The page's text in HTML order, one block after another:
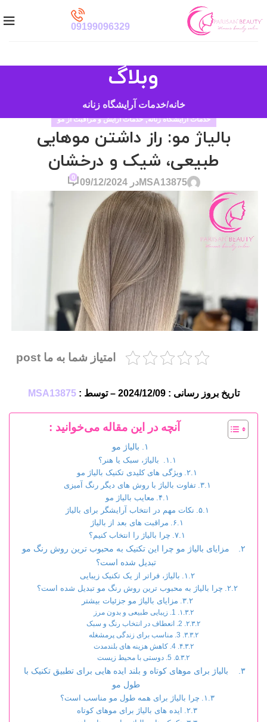
09199096329
وبلاگ
خانه خدمات آرایشگاه زنانه
خدمات آرایشگاه زنانه,خدمات آرایش و مراقبت از مو
بالیاژ مو: راز داشتن موهایی
طبیعی، شیک و درخشان
MSA13875در 09/12/2024
0
امتیاز شما به ما post
تاریخ بروز رسانی : 2024/12/09 – توسط : MSA13875
آنچه در این مقاله می‌خوانید :
بالیاژ مو
بالیاژ، سبک یا هنر؟
ویژگی های کلیدی تکنیک بالیاژ مو
تفاوت بالیاژ با روش های دیگر رنگ آمیزی
معایب بالیاژ مو
نکات مهم در انتخاب آرایشگر برای بالیاژ
مراقبت های بعد از بالیاژ
چرا بالیاژ را انتخاب کنیم؟
مزایای بالیاژ مو چرا این تکنیک به محبوب ترین روش رنگ مو
تبدیل شده است؟
بالیاژ، فراتر از یک تکنیک زیبایی
چرا بالیاژ به محبوب ترین روش رنگ مو تبدیل شده است؟
مزایای بالیاژ مو جزئیات بیشتر
1. زیبایی طبیعی و بدون مرز
2. انعطاف در انتخاب رنگ و سبک
3. مناسب برای زندگی پرمشغله
4. کاهش هزینه های بلندمدت
5. دوستی با محیط زیست
بالیاژ برای موهای کوتاه و بلند ایده هایی برای تطبیق تکنیک با
طول مو
چرا بالیاژ برای همه طول مو مناسب است؟
ایده های بالیاژ برای موهای کوتاه